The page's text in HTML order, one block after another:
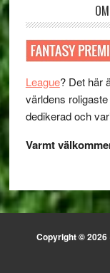
League? Det här
världens
dedikerad och
Varmt
Copyright © 2026